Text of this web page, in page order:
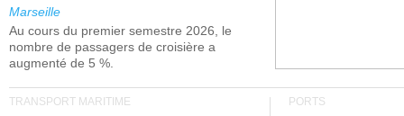
Marseille
Au cours du premier semestre 2026, le
nombre de passagers de croisière a
augmenté de 5 %.
TRANSPORT MARITIME PORTS